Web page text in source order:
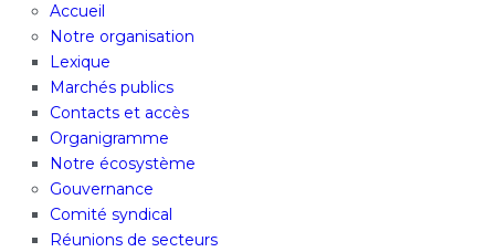
Accueil
Notre organisation
Lexique
Marchés publics
Contacts et accès
Organigramme
Notre écosystème
Gouvernance
Comité syndical
Réunions de secteurs